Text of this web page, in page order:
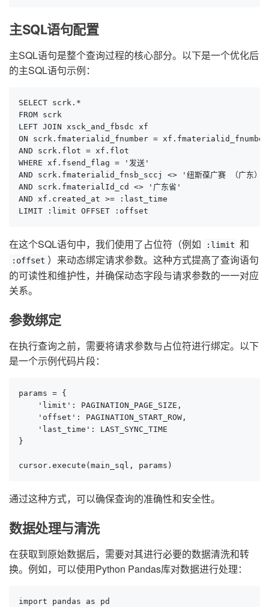
主SQL语句配置
主SQL语句是整个查询过程的核心部分。以下是一个优化后
的主SQL语句示例：
SELECT scrk.*
FROM scrk
LEFT JOIN xsck_and_fbsdc xf
ON scrk.fmaterialid_fnumber =
AND scrk.flot = xf.flot
WHERE xf.fsend_flag = '发送'
AND scrk.fmaterialid_fnsb_sccj <> '纽斯葆广赛 （广东）生
AND scrk.fmaterialId_cd <> '广东省'
AND xf.created_at >= :last_time
LIMIT :limit OFFSET :offset
在这个SQL语句中，我们使用了占位符（例如 :limit 和
:offset ）来动态绑定请求参数。这种方式提高了查询语句
的可读性和维护性，并确保动态字段与请求参数的一一对应
关系。
参数绑定
在执行查询之前，需要将请求参数与占位符进行绑定。以下
是一个示例代码片段：
params = {
    'limit': PAGINATION_PAGE_SIZE,
    'offset': PAGINATION_START_ROW,
    'last_time': LAST_SYNC_TIME
}
cursor.execute(main_sql, params)
通过这种方式，可以确保查询的准确性和安全性。
数据处理与清洗
在获取到原始数据后，需要对其进行必要的数据清洗和转
换。例如，可以使用Python Pandas库对数据进行处理：
import pandas as pd